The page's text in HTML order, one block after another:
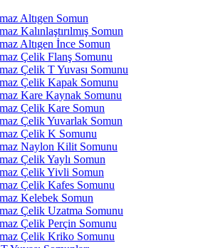
Altıgen Somun
Kalınlaştırılmış Somun
Altıgen İnce Somun
Çelik Flanş Somunu
Çelik T Yuvası Somunu
Çelik Kapak Somunu
Kare Kaynak Somunu
Çelik Kare Somun
Çelik Yuvarlak Somun
Çelik K Somunu
Naylon Kilit Somunu
Çelik Yaylı Somun
Çelik Yivli Somun
Çelik Kafes Somunu
Kelebek Somun
Çelik Uzatma Somunu
Çelik Perçin Somunu
Çelik Kriko Somunu